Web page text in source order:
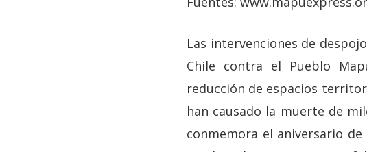
Las intervenciones de
Chile contra el Pueblo
reducción de espacios
han causado la muerte de
conmemora el aniversario